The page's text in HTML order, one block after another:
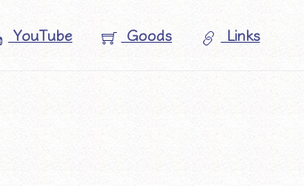
YouTube Goods Links